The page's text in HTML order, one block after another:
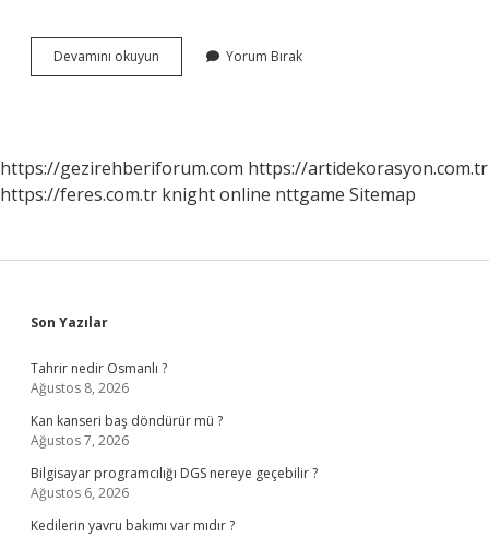
Devamını okuyun Kastamonu
Abana
Yorum Bırak
https://gezirehberiforum.com https://artidekorasyon.com.tr
https://feres.com.tr knight online nttgame Sitemap
Sidebar
Son Yazılar
Tahrir nedir Osmanlı ?
Ağustos 8, 2026
Kan kanseri baş döndürür mü ?
Ağustos 7, 2026
Bilgisayar programcılığı DGS nereye geçebilir ?
Ağustos 6, 2026
Kedilerin yavru bakımı var mıdır ?